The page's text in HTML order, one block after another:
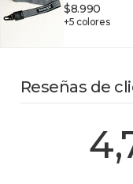
$8.990
+5 colores
Reseñas de